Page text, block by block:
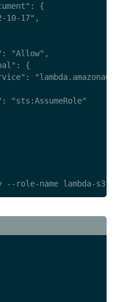
{
10-17",
"Allow",
{
"sts:AssumeRole"
name lambda-s3-